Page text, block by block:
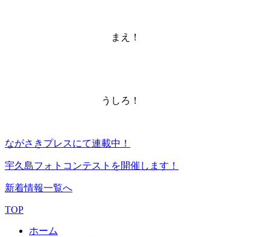
まえ！
うしろ！
ながさきプレスにて連載中！
宇久島フォトコンテストを開催します！
新着情報一覧へ
TOP
ホーム